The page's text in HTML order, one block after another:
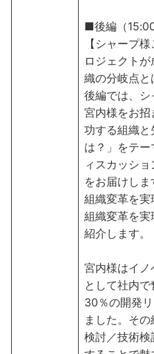
■後編（15:00
【シャープ
ロジェクト
織の分岐点と
後編では、
宮内様をお
功する組織と
は？」をテ
ィスカッシ
をお届けしま
組織変革を
組織変革を
紹介します。
宮内様はイ
として社内
30％の開発
ました。そ
検討／技術